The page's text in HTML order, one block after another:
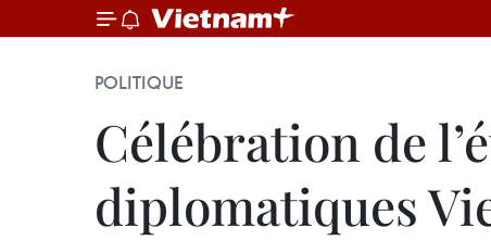
POLITIQUE
Célébration de
diplomatiques